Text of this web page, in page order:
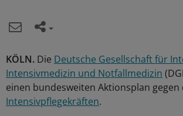
KÖLN. Die Deutsche Gesellschaft für
Intensivmedizin und Notfallmedizin
einen bundesweiten Aktionsplan gegen
Intensivpflegekräften.